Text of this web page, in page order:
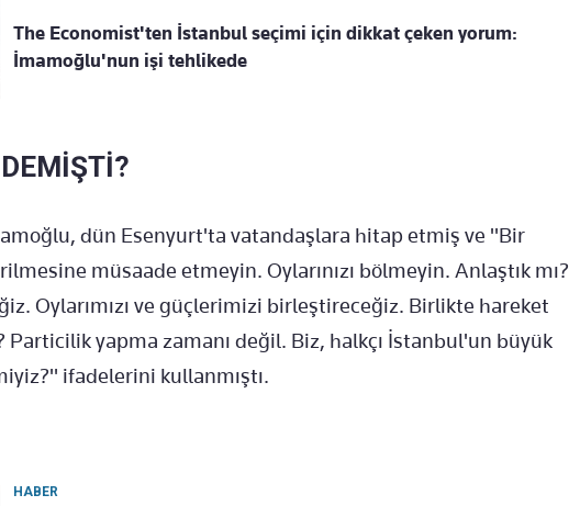
The Economist'ten İstanbul seçimi için dikkat çeken yorum:
İmamoğlu'nun işi tehlikede
dün Esenyurt'ta vatandaşlara hitap etmiş ve "Bir
müsaade etmeyin. Oylarınızı bölmeyin. Anlaştık mı?
Oylarımızı ve güçlerimizi birleştireceğiz. Birlikte hareket
Particilik yapma zamanı değil. Biz, halkçı İstanbul'un büyük
ifadelerini kullanmıştı.
HABER